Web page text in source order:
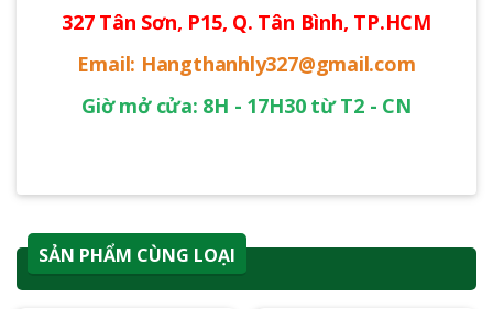
327 Tân Sơn, P15, Q. Tân Bình, TP.HCM
Email: Hangthanhly327@gmail.com
Giờ mở cửa: 8H - 17H30 từ T2 - CN
SẢN PHẨM CÙNG LOẠI